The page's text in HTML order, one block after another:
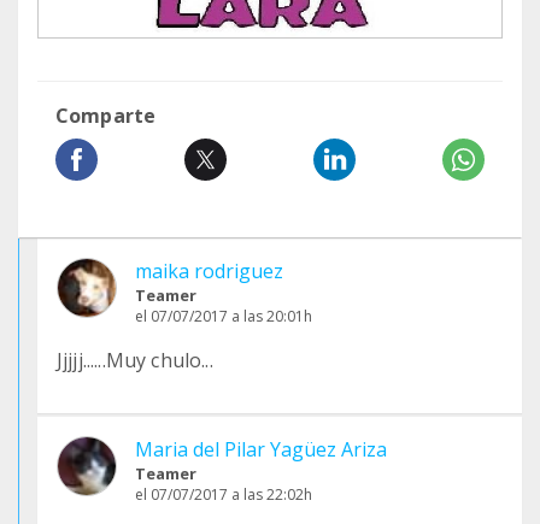
Comparte
maika rodriguez
Teamer
el 07/07/2017 a las 20:01h
Jjjjj......Muy chulo...
Maria del Pilar Yagüez Ariza
Teamer
el 07/07/2017 a las 22:02h